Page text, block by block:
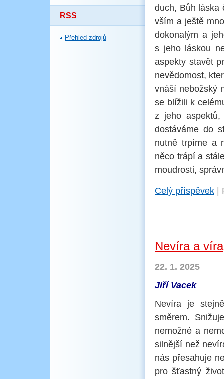
RSS
Přehled zdrojů
duch, Bůh láska
vším a ještě
dokonalým a
s jeho láskou
aspekty stavět
nevědomost,
vnáší nebožský
se blížili k
z jeho
dostáváme do
nutně trpíme a
něco trápí a
moudrosti,
Celý příspěvek
Nevíra a víra
22. 1. 2025
Jiří Vacek
Nevíra je
směrem.
nemožné a
silnější než
nás přesahuje
pro šťastný